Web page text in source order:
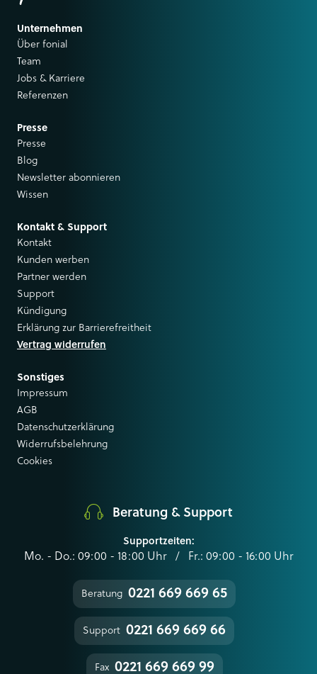
Unternehmen
Über fonial
Team
Jobs & Karriere
Referenzen
Presse
Presse
Blog
Newsletter abonnieren
Wissen
Kontakt & Support
Kontakt
Kunden werben
Partner werden
Support
Kündigung
Erklärung zur Barrierefreitheit
Vertrag widerrufen
Sonstiges
Impressum
AGB
Datenschutzerklärung
Widerrufsbelehrung
Cookies
Beratung & Support
Supportzeiten:
Mo. - Do.: 09:00 - 18:00 Uhr / Fr.: 09:00 - 16:00 Uhr
Beratung 0221 669 669 65
Support 0221 669 669 66
Fax 0221 669 669 99